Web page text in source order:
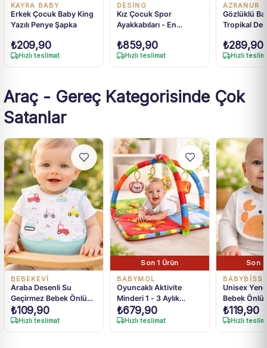
KAYRA BABY
Erkek Çocuk Baby King
Yazılı Penye Şapka
₺209,90
Hızlı teslimat
DESİNG
Kız Çocuk Spor
Ayakkabıları - En
Fiyatları
₺859,90
Hızlı teslimat
AZRANUR
Gözlüklü
Tropikal
Shirt - Mor,
₺289,90
Hızlı
Araç - Gereç Kategorisinde Çok
Satanlar
BEBEKEVİ
Araba Desenli Su
Geçirmez Bebek Önlüğü
- Leke Tutucu Pamuklu
Önlük
₺109,90
Hızlı teslimat
Son 1 Ürün
BABYMOL
Oyuncaklı Aktivite
Minderi 1 - 3 Aylık
Bebekler İçin - Sevimli
Tasarımlar
₺679,90
Hızlı teslimat
Son
BABYBISS
Unisex
Bebek
₺119,90
Hızlı